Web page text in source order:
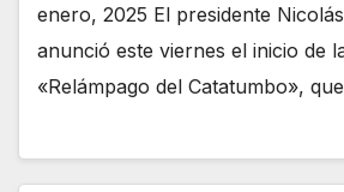
enero, 2025 El presidente
anunció este viernes el inicio de
«Relámpago del Catatumbo»,